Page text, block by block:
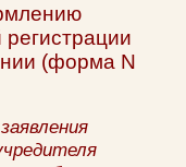
регистрации
(форма N